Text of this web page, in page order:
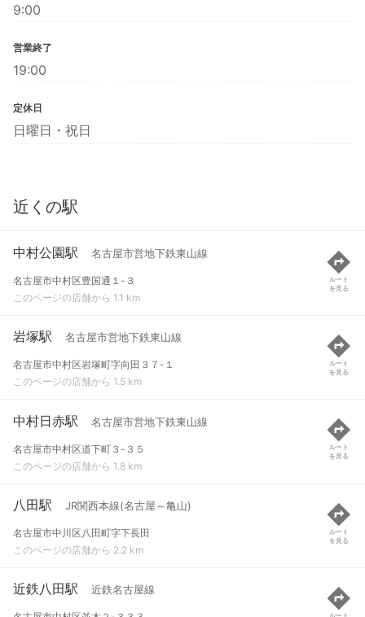
9:00
営業終了
19:00
定休日
日曜日・祝日
近くの駅
中村公園駅 名古屋市営地下鉄東山線
名古屋市中村区豊国通１-３
このページの店舗から 1.1 km
ルート
を見る
岩塚駅 名古屋市営地下鉄東山線
名古屋市中村区岩塚町字向田３７-１
このページの店舗から 1.5 km
ルート
を見る
中村日赤駅 名古屋市営地下鉄東山線
名古屋市中村区道下町３-３５
このページの店舗から 1.8 km
ルート
を見る
八田駅 JR関西本線(名古屋～亀山)
名古屋市中川区八田町字下長田
このページの店舗から 2.2 km
ルート
を見る
近鉄八田駅 近鉄名古屋線